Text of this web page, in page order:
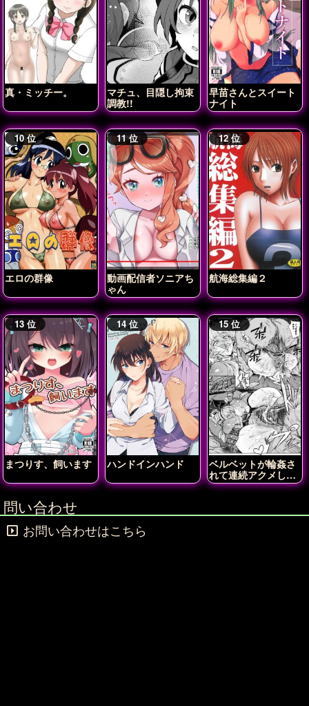
真・ミッチー。
マチュ、目隠し拘束
調教!!
早苗さんとスイート
ナイト
エロの群像
動画配信者ソニアち
ゃん
航海総集編２
まつりす、飼います ハンドインハンド
ベルベットが輪姦さ
れて連続アクメしち
ゃう!!
問い合わせ
お問い合わせはこちら